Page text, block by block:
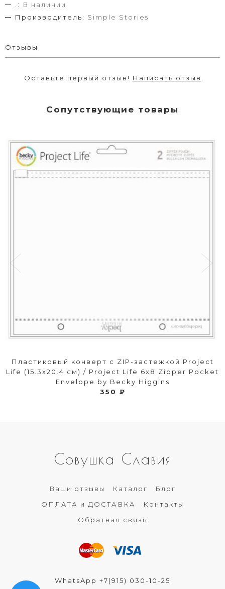
.:
В наличии
Производитель: Simple Stories
Отзывы
Оставьте первый отзыв! Написать отзыв
Сопутствующие товары
Пластиковый конверт с ZIP-застежкой Project
Life (15.3х20.4 см) / Project Life 6x8 Zipper Pocket
Envelope by Becky Higgins
350 ₽
Совушка Славия
Ваши отзывы Каталог
Блог
ОПЛАТА и ДОСТАВКА
Контакты
Обратная связь
WhatsApp +7(915) 030-10-25